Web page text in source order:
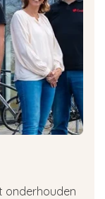
onderhouden